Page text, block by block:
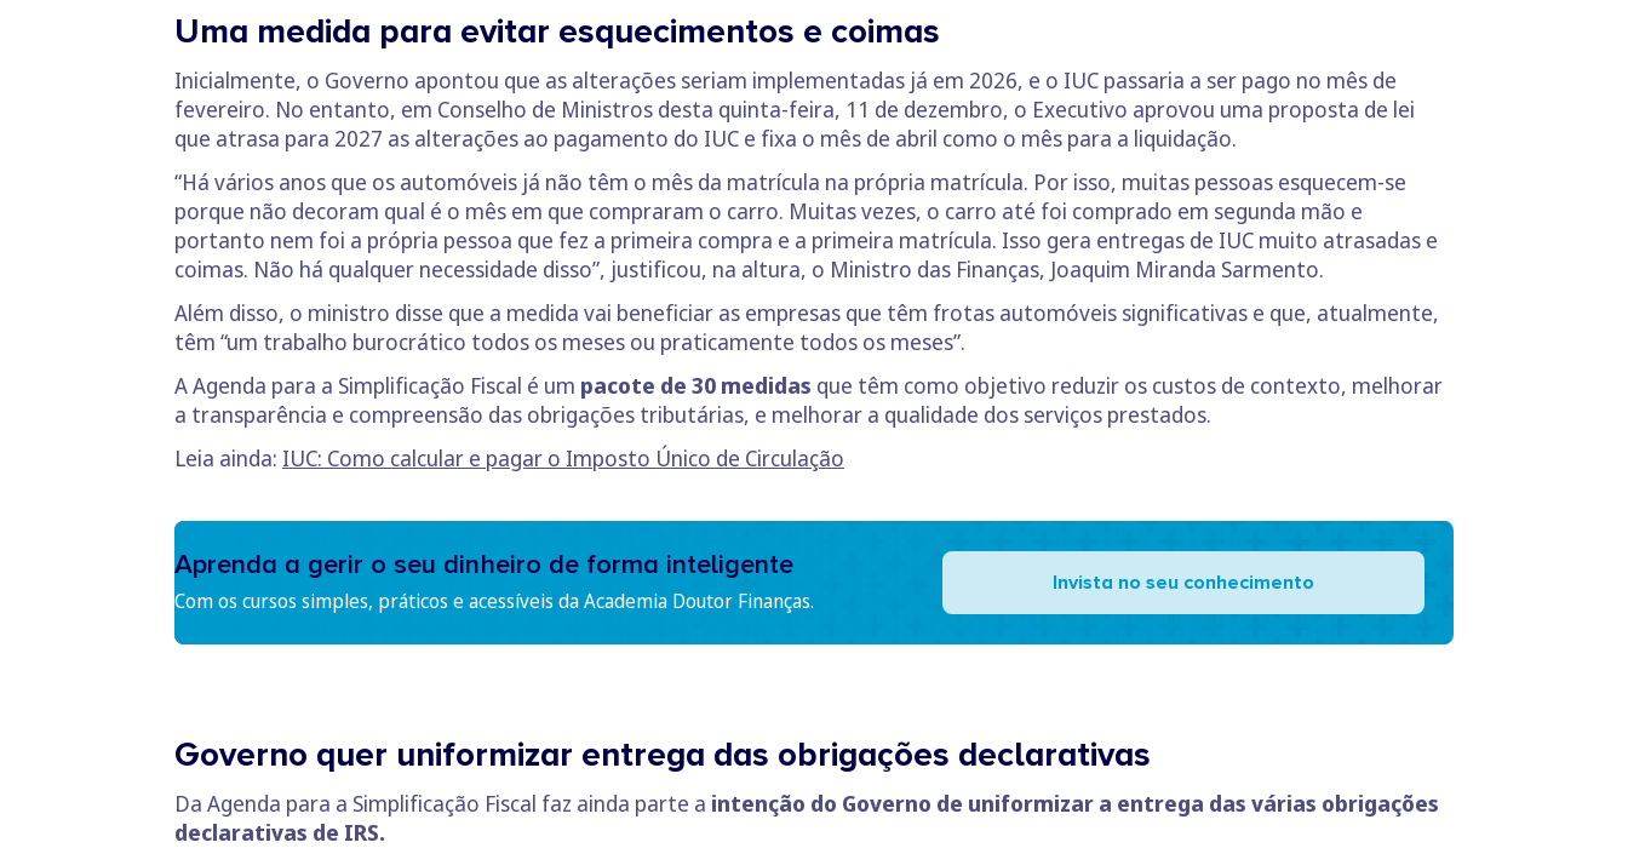
Uma medida para evitar esquecimentos e coimas
Inicialmente, o Governo apontou que as alterações seriam implementadas já em 2026, e o IUC passaria a ser pago no mês de
fevereiro. No entanto, em Conselho de Ministros desta quinta-feira, 11 de dezembro, o Executivo aprovou uma proposta de lei
que atrasa para 2027 as alterações ao pagamento do IUC e fixa o mês de abril como o mês para a liquidação.
“Há vários anos que os automóveis já não têm o mês da matrícula na própria matrícula. Por isso, muitas pessoas esquecem-se
porque não decoram qual é o mês em que compraram o carro. Muitas vezes, o carro até foi comprado em segunda mão e
portanto nem foi a própria pessoa que fez a primeira compra e a primeira matrícula. Isso gera entregas de IUC muito atrasadas e
coimas. Não há qualquer necessidade disso”, justificou, na altura, o Ministro das Finanças, Joaquim Miranda Sarmento.
Além disso, o ministro disse que a medida vai beneficiar as empresas que têm frotas automóveis significativas e que, atualmente,
têm “um trabalho burocrático todos os meses ou praticamente todos os meses”.
A Agenda para a Simplificação Fiscal é um pacote de 30 medidas que têm como objetivo reduzir os custos de contexto, melhorar
a transparência e compreensão das obrigações tributárias, e melhorar a qualidade dos serviços prestados.
Leia ainda: IUC: Como calcular e pagar o Imposto Único de Circulação
Aprenda a gerir o seu dinheiro de forma inteligente
Com os cursos simples, práticos e acessíveis da Academia Doutor Finanças.
Invista no seu conhecimento
Governo quer uniformizar entrega das obrigações declarativas
Da Agenda para a Simplificação Fiscal faz ainda parte a intenção do Governo de uniformizar a entrega das várias obrigações
declarativas de IRS.